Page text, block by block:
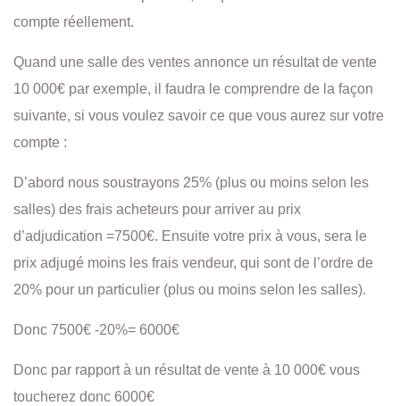
compte réellement.
Quand une salle des ventes annonce un résultat de vente
10 000€ par exemple, il faudra le comprendre de la façon
suivante, si vous voulez savoir ce que vous aurez sur votre
compte :
D’abord nous soustrayons 25% (plus ou moins selon les
salles) des frais acheteurs pour arriver au prix
d’adjudication =7500€. Ensuite votre prix à vous, sera le
prix adjugé moins les frais vendeur, qui sont de l’ordre de
20% pour un particulier (plus ou moins selon les salles).
Donc 7500€ -20%= 6000€
Donc par rapport à un résultat de vente à 10 000€ vous
toucherez donc 6000€